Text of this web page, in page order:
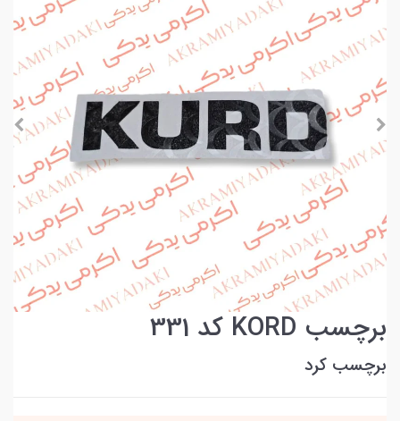
برچسب KORD کد 331
برچسب کرد